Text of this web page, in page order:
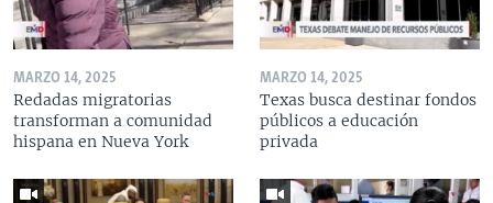
MARZO 14, 2025
Redadas migratorias
transforman a comunidad
hispana en Nueva York
MARZO 14, 2025
Texas busca destinar fondos
públicos a educación
privada